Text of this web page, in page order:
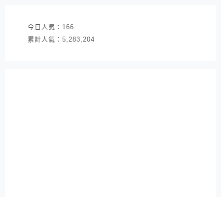
今日人氣： 166
累計人氣： 5,283,204